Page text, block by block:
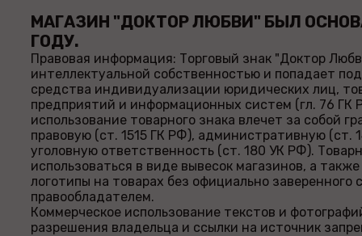
МАГАЗИН "ДОКТОР ЛЮБВИ" БЫЛ
ГОДУ.
Правовая информация: Торговый знак "Доктор
интеллектуальной собственностью и попадает
средства индивидуализации юридических лиц,
предприятий и информационных систем (гл. 76 ГК
использование товарного знака влечет за собой
правовую (ст. 1515 ГК РФ), административную (ст.
уголовную ответственность (ст. 180 УК РФ).
использоваться в виде вывесок магазинов, а
логотипы на товарах без официально заверенного
правообладателем.
Коммерческое использование текстов и
разрешения владельца и ссылки на источник